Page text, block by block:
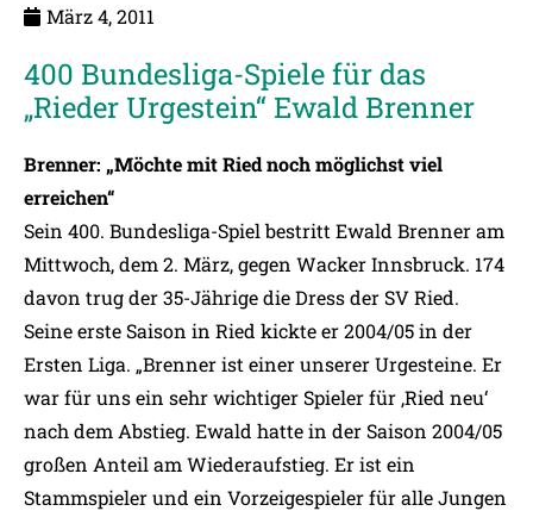
März 4, 2011
400 Bundesliga-Spiele für das
„Rieder Urgestein“ Ewald Brenner
Brenner: „Möchte mit Ried noch möglichst viel
erreichen“
Sein 400. Bundesliga-Spiel bestritt Ewald Brenner am
Mittwoch, dem 2. März, gegen Wacker Innsbruck. 174
davon trug der 35-Jährige die Dress der SV Ried.
Seine erste Saison in Ried kickte er 2004/05 in der
Ersten Liga. „Brenner ist einer unserer Urgesteine. Er
war für uns ein sehr wichtiger Spieler für ‚Ried neu‘
nach dem Abstieg. Ewald hatte in der Saison 2004/05
großen Anteil am Wiederaufstieg. Er ist ein
Stammspieler und ein Vorzeigespieler für alle Jungen